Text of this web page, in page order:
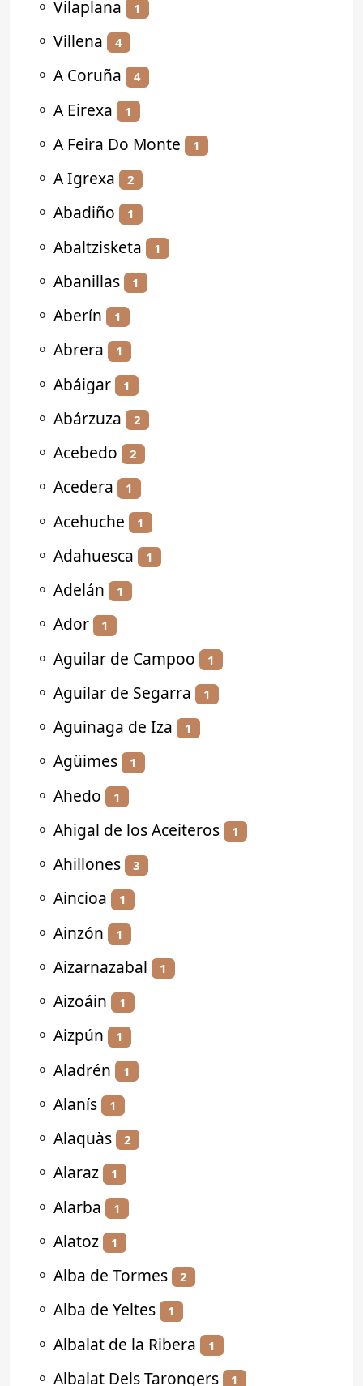
⚬ Vilaplana 1
⚬ Villena 4
⚬ A Coruña 4
⚬ A Eirexa 1
⚬ A Feira Do Monte 1
⚬ A Igrexa 2
⚬ Abadiño 1
⚬ Abaltzisketa 1
⚬ Abanillas 1
⚬ Aberín 1
⚬ Abrera 1
⚬ Abáigar 1
⚬ Abárzuza 2
⚬ Acebedo 2
⚬ Acedera 1
⚬ Acehuche 1
⚬ Adahuesca 1
⚬ Adelán 1
⚬ Ador 1
⚬ Aguilar de Campoo 1
⚬ Aguilar de Segarra 1
⚬ Aguinaga de Iza 1
⚬ Agüimes 1
⚬ Ahedo 1
⚬ Ahigal de los Aceiteros 1
⚬ Ahillones 3
⚬ Aincioa 1
⚬ Ainzón 1
⚬ Aizarnazabal 1
⚬ Aizoáin 1
⚬ Aizpún 1
⚬ Aladrén 1
⚬ Alanís 1
⚬ Alaquàs 2
⚬ Alaraz 1
⚬ Alarba 1
⚬ Alatoz 1
⚬ Alba de Tormes 2
⚬ Alba de Yeltes 1
⚬ Albalat de la Ribera 1
⚬ Albalat Dels Tarongers 1